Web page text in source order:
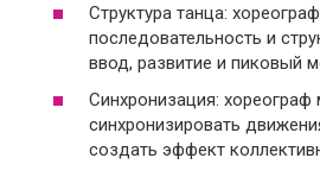
Структура танца:
последовательность и
ввод, развитие и пиковый
Синхронизация:
синхронизировать
создать эффект